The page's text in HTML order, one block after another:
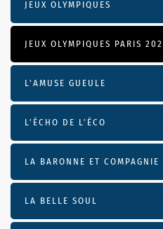
JEUX OLYMPIQUES
JEUX OLYMPIQUES PARIS
L'AMUSE GUEULE
L’ÉCHO DE L’ÉCO
LA BARONNE ET COMPAGNIE
LA BELLE SOUL